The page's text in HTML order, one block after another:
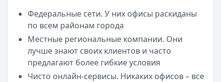
Федеральные сети. У них офисы раскиданы
по всем районам города
Местные региональные компании. Они
лучше знают своих клиентов и часто
предлагают более гибкие условия
Чисто онлайн-сервисы. Никаких офисов – все